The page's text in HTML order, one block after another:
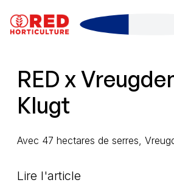
RED x
Klugt
Avec 47 hectares de serres,
Lire l'article